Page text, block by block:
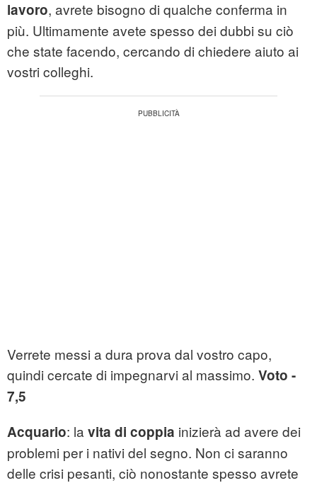
lavoro, avrete bisogno di qualche conferma in
più. Ultimamente avete spesso dei dubbi su ciò
che state facendo, cercando di chiedere aiuto ai
vostri colleghi.
Verrete messi a dura prova dal vostro capo,
quindi cercate di impegnarvi al massimo. Voto -
7,5
Acquario: la vita di coppia inizierà ad avere dei
problemi per i nativi del segno. Non ci saranno
delle crisi pesanti, ciò nonostante spesso avrete